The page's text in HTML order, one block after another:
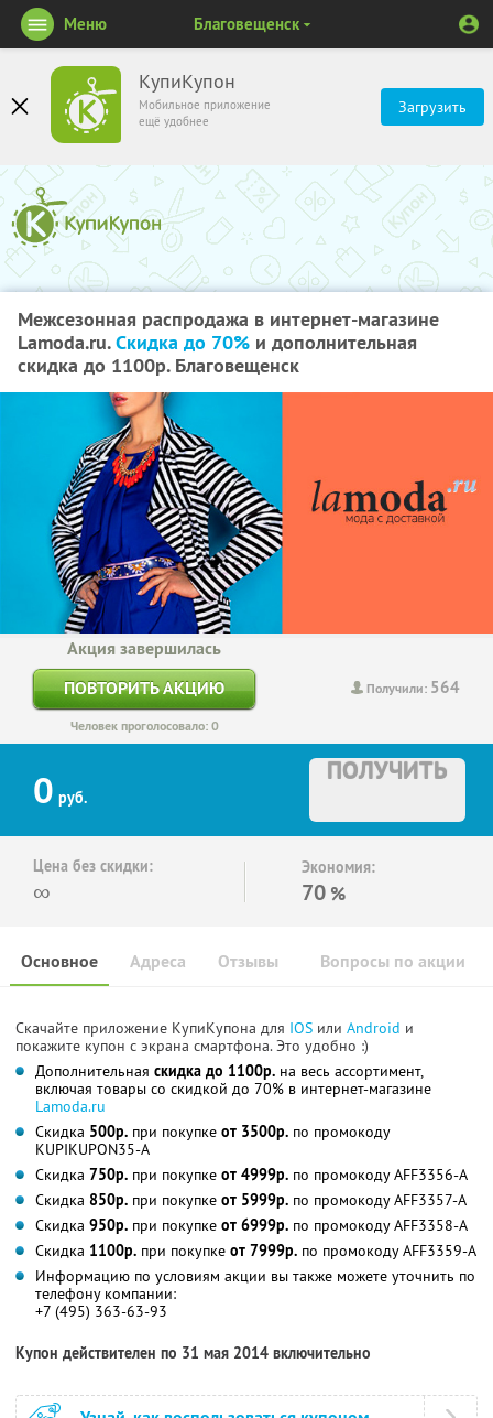
КупиКупон
Мобильное приложение
ещё удобнее
Загрузить
Меню Благовещенск
Межсезонная распродажа в интернет-магазине
Lamoda.ru.Скидка до 70% и дополнительная
скидка до 1100р. Благовещенск
Получили: 564
Акция завершилась
ПОВТОРИТЬ АКЦИЮ
Человек проголосовало: 0
0 руб.
ПОЛУЧИТЬ
Цена без скидки:
∞
Экономия:
70 %
Основное Отзывы Вопросы по акции
Адреса
Скачайте приложение КупиКупона для IOS или Android и
покажите купон с экрана смартфона. Это удобно :)
Дополнительная скидка до 1100р. на весь ассортимент,
включая товары со скидкой до 70% в интернет-магазине
Lamoda.ru
Скидка 500р. при покупке от 3500р. по промокоду
KUPIKUPON35-A
Скидка 750р. при покупке от 4999р. по промокоду AFF3356-A
Скидка 850р. при покупке от 5999р. по промокоду AFF3357-A
Скидка 950р. при покупке от 6999р. по промокоду AFF3358-A
Скидка 1100р. при покупке от 7999р. по промокоду AFF3359-A
Информацию по условиям акции вы также можете уточнить по
телефону компании:
+7 (495) 363-63-93
Купон действителен по 31 мая 2014 включительно